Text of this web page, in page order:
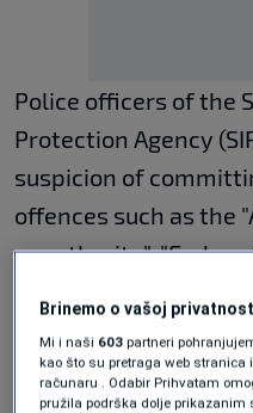
Police officers of the
Protection Agency
suspicion of
offences such as the
or authority",
prescribed by the
Herzegovina.
Brinemo o vašoj
Mi i naši 603 partneri
kao što su pretraga web
računaru . Odabir Prihvatam
pružila podrška dolje